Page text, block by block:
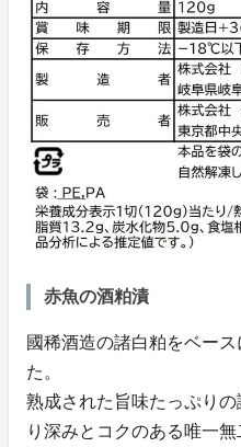
赤魚の酒粕漬
國稀酒造の諸白粕をベー
た。
熟成された旨味たっぷり
り深みとコクのある唯一